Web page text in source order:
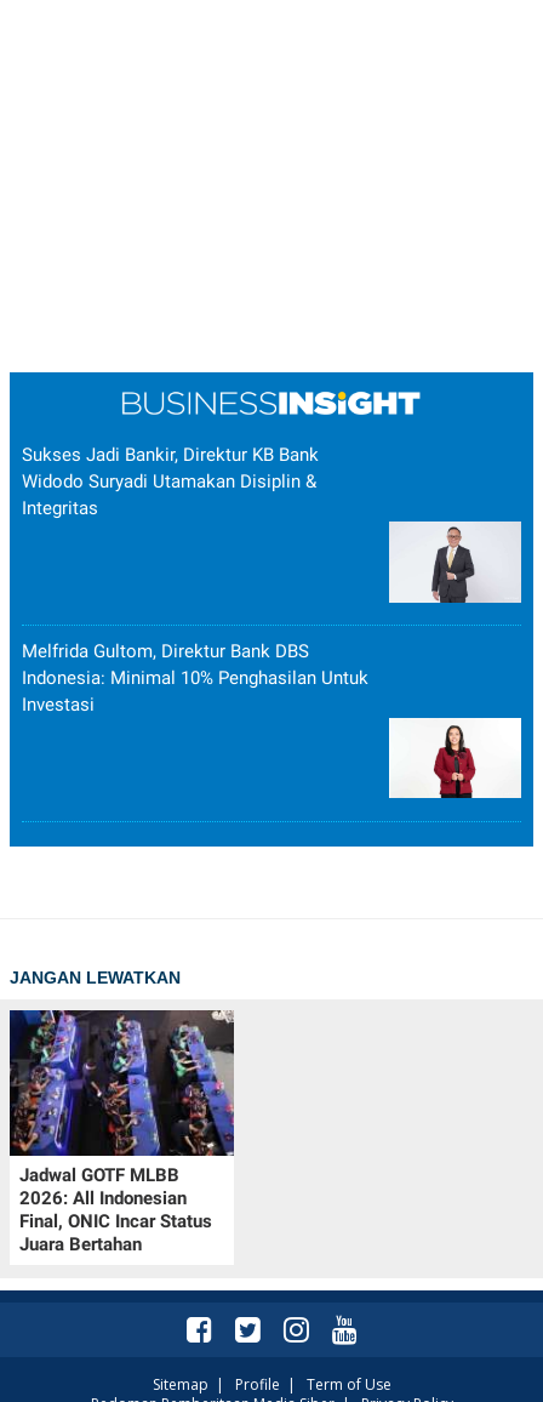
Sukses Jadi Bankir, Direktur KB Bank
Widodo Suryadi Utamakan Disiplin &
Integritas
Melfrida Gultom, Direktur Bank DBS
Indonesia: Minimal 10% Penghasilan Untuk
Investasi
JANGAN LEWATKAN
Jadwal GOTF MLBB
2026: All Indonesian
Final, ONIC Incar Status
Juara Bertahan
Sitemap | Profile | Term of Use